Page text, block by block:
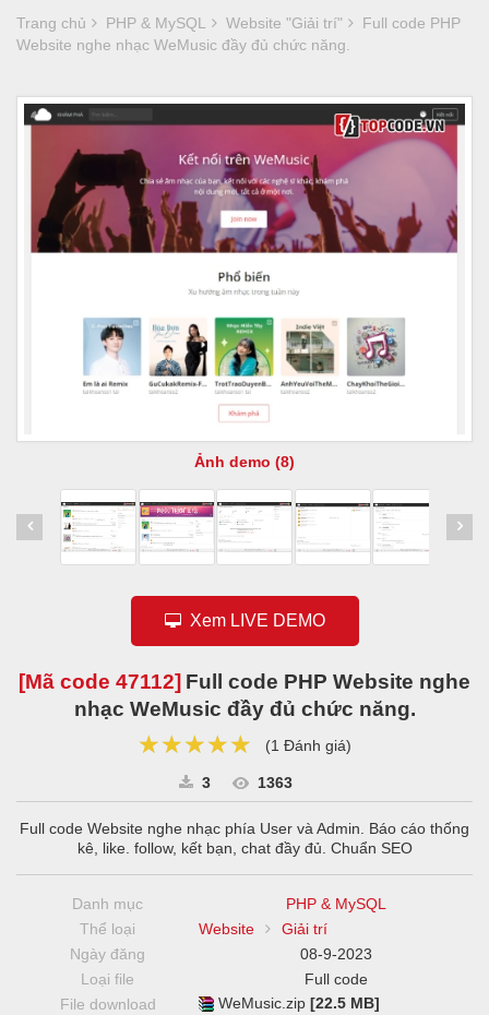
Trang chủ PHP & MySQL Website "Giải trí"
Full code PHP
Website nghe nhạc WeMusic đầy đủ chức năng.
Ảnh demo (8)
Xem LIVE DEMO
[Mã code 47112] Full code PHP Website nghe
nhạc WeMusic đầy đủ chức năng.
★★★★★
★★★★★
★★★★★ (1 Đánh giá)
3 1363
Full code Website nghe nhạc phía User và Admin. Báo cáo thống
kê, like. follow, kết bạn, chat đầy đủ. Chuẩn SEO
Danh mục
PHP & MySQL
Thể loại
Website
Giải trí
Ngày đăng
08-9-2023
Loại file
Full code
File download
WeMusic.zip[22.5 MB]